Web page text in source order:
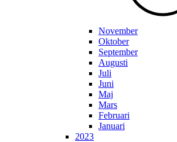
November
Oktober
September
Augusti
Juli
Juni
Maj
Mars
Februari
Januari
2023